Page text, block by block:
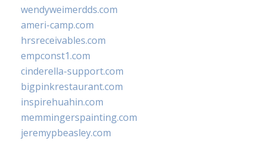
wendyweimerdds.com
ameri-camp.com
hrsreceivables.com
empconst1.com
cinderella-support.com
bigpinkrestaurant.com
inspirehuahin.com
memmingerspainting.com
jeremypbeasley.com